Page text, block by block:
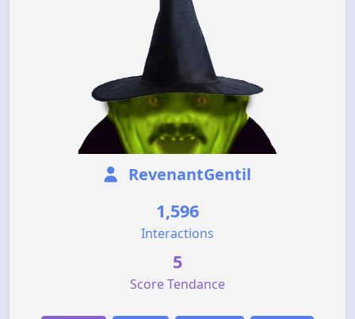
RevenantGentil
1,596
Interactions
5
Score Tendance